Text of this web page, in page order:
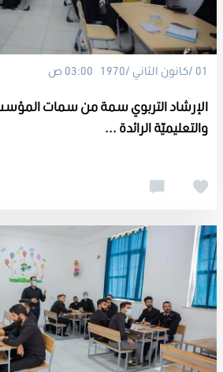
01 /كانون الثاني /1970 03:00 ص
الإرشاد التربوي سمة من سمات
والتعليميّة الرائدة ...